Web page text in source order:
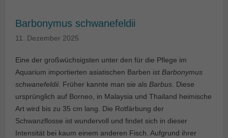
Barbonymus schwanefeldii
11. Dezember 2025
Eine der großwüchsigsten unter den für die Pflege im
Aquarium importierten asiatischen Barben ist Barbonymus
schwanefeldii. Früher kannte man sie als Barbus . Diese
ursprünglich auf Borneo, in Malaysia und Thailand heimische
Art wird bis zu 35 cm lang. Die Rotfärbung der
Schwanzflosse ist wundervoll und findet sich in dieser
Intensität bei kaum einem anderen Fisch. Aufgrund ihrer